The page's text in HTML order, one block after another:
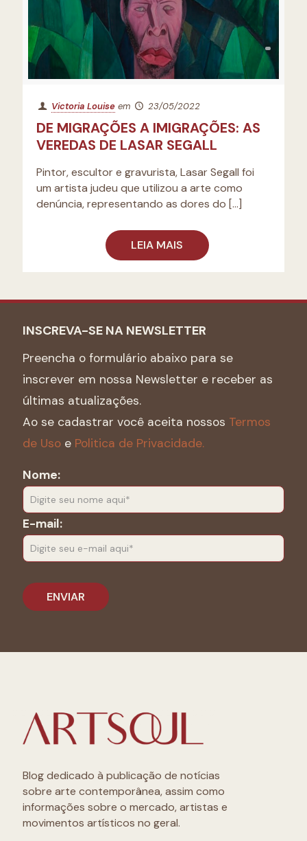
Victoria Louise em 23/05/2022
DE MIGRAÇÕES A IMIGRAÇÕES: AS
VEREDAS DE LASAR SEGALL
Pintor, escultor e gravurista, Lasar Segall foi
um artista judeu que utilizou a arte como
denúncia, representando as dores do […]
LEIA MAIS
INSCREVA-SE NA NEWSLETTER
Preencha o formulário abaixo para se
inscrever em nossa Newsletter e receber as
últimas atualizações.
Ao se cadastrar você aceita nossos Termos
de Uso e Politica de Privacidade.
Nome:
E-mail:
Blog dedicado à publicação de notícias
sobre arte contemporânea, assim como
informações sobre o mercado, artistas e
movimentos artísticos no geral.